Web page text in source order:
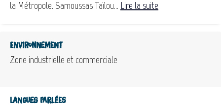
la Métropole. Samoussas Taïlou... Lire la suite
Environnement
Zone industrielle et commerciale
Langues parlées